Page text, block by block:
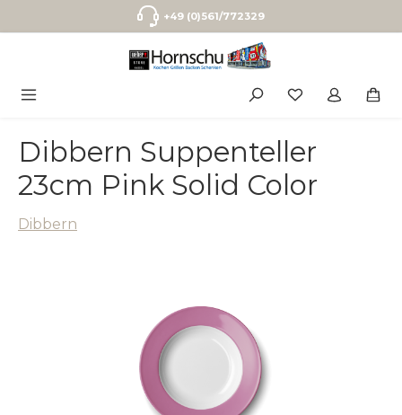
Zum Hauptinhalt springen+49 (0)561/772329
Dibbern Suppenteller
23cm Pink Solid Color
Dibbern